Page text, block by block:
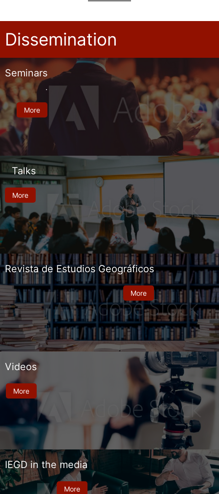
Dissemination
Seminars
.
More
Talks
More
Revista de Estudios Geográficos
More
Videos
More
IEGD in the media
More